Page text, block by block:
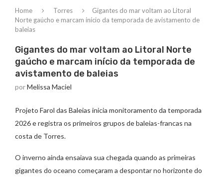
Home Torres
Gigantes do mar voltam ao Litoral
Norte gaúcho e marcam início da temporada de avistamento de
baleias
Gigantes do mar voltam ao Litoral Norte
gaúcho e marcam início da temporada de
avistamento de baleias
porMelissa Maciel
Projeto Farol das Baleias inicia monitoramento da temporada
2026 e registra os primeiros grupos de baleias-francas na
costa de Torres.
O inverno ainda ensaiava sua chegada quando as primeiras
gigantes do oceano começaram a despontar no horizonte do